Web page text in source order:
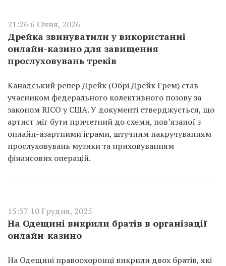
21:26 6 Січня, 2026
Дрейка звинуватили у використанні
онлайн-казино для завищення
прослуховувань треків
Канадський репер Дрейк (Обрі Дрейк Грем) став
учасником федерального колективного позову за
законом RICO у США. У документі стверджується, що
артист міг бути причетний до схеми, пов’язаної з
онлайн-азартними іграми, штучним накручуванням
прослуховувань музики та приховуванням
фінансових операцій.
15:57 10 Грудня, 2025
На Одещині викрили братів в організації
онлайн-казино
На Одещині правоохоронці викрили двох братів, які